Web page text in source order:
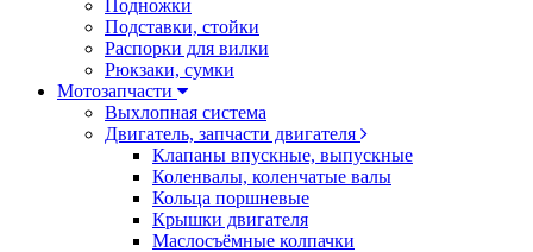
Подножки
Подставки, стойки
Распорки для вилки
Рюкзаки, сумки
Мотозапчасти
Выхлопная система
Двигатель, запчасти двигателя
Клапаны впускные, выпускные
Коленвалы, коленчатые валы
Кольца поршневые
Крышки двигателя
Маслосъёмные колпачки